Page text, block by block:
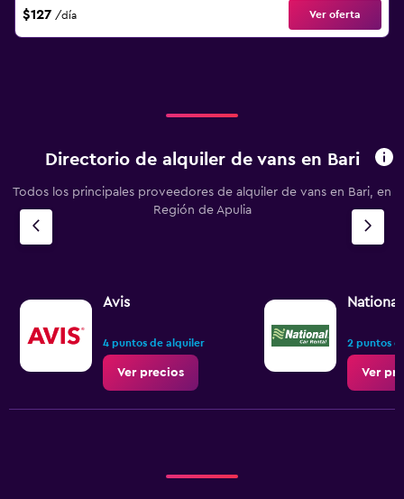
$127 /día Ver oferta
Directorio de alquiler de vans en Bari
Todos los principales proveedores de alquiler de vans en Bari, en
Región de Apulia
Avis
4 puntos de alquiler
Ver precios
National
2 puntos
Ver